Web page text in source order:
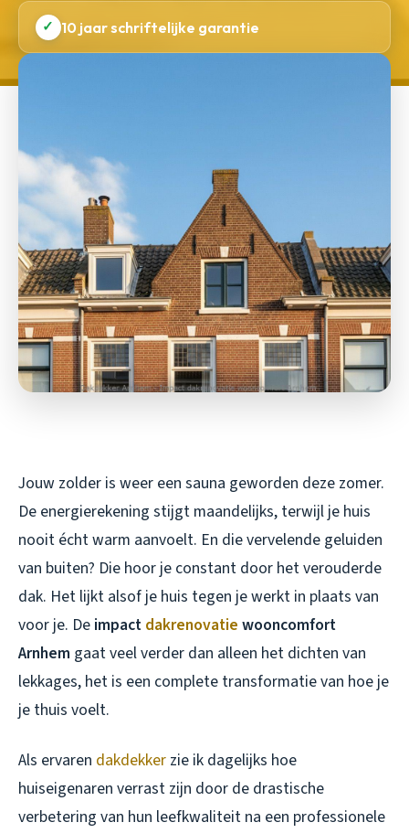
✓ 10 jaar schriftelijke garantie
Jouw zolder is weer een sauna geworden deze zomer.
De energierekening stijgt maandelijks, terwijl je huis
nooit écht warm aanvoelt. En die vervelende geluiden
van buiten? Die hoor je constant door het verouderde
dak. Het lijkt alsof je huis tegen je werkt in plaats van
voor je. De impact dakrenovatie wooncomfort
Arnhem gaat veel verder dan alleen het dichten van
lekkages, het is een complete transformatie van hoe je
je thuis voelt.
Als ervaren dakdekker zie ik dagelijks hoe
huiseigenaren verrast zijn door de drastische
verbetering van hun leefkwaliteit na een professionele